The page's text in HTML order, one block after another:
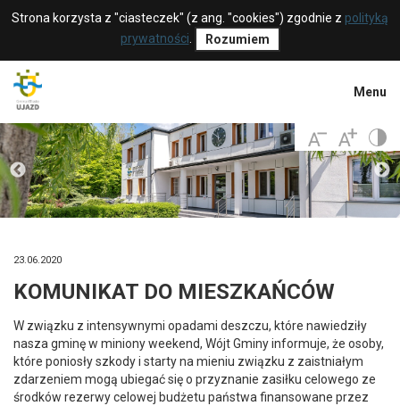
Strona korzysta z "ciasteczek" (z ang. "cookies") zgodnie z polityką
prywatności
Rozumiem
Menu
23.06.2020
KOMUNIKAT DO MIESZKAŃCÓW
W związku z intensywnymi opadami deszczu, które nawiedziły
nasza gminę w miniony weekend, Wójt Gminy informuje, że osoby,
które poniosły szkody i starty na mieniu związku z zaistniałym
zdarzeniem mogą ubiegać się o przyznanie zasiłku celowego ze
środków rezerwy celowej budżetu państwa finansowane przez